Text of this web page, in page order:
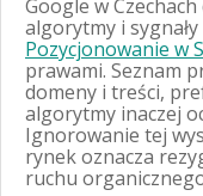
Google w
algorytmy i
Pozycjonowanie w
prawami. Seznam
domeny i treści,
algorytmy inaczej
Ignorowanie tej
rynek oznacza
ruchu